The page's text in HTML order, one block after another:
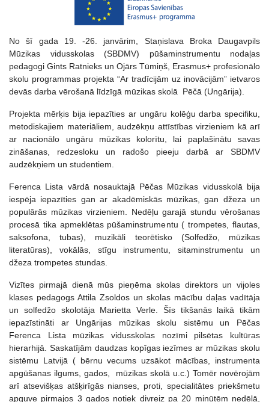
No šī gada 19. -26. janvārim, Staņislava Broka Daugavpils
Mūzikas vidusskolas (SBDMV) pūšaminstrumentu nodaļas
pedagogi Gints Ratnieks un Ojārs Tūmiņš, Erasmus+ profesionālo
skolu programmas projekta “Ar tradīcijām uz inovācijām” ietvaros
devās darba vērošanā līdzīgā mūzikas skolā Pēčā (Ungārija).
Projekta mērķis bija iepazīties ar ungāru kolēģu darba specifiku,
metodiskajiem materiāliem, audzēkņu attīstības virzieniem kā arī
ar nacionālo ungāru mūzikas kolorītu, lai paplašinātu savas
zināšanas, redzesloku un radošo pieeju darbā ar SBDMV
audzēkņiem un studentiem.
Ferenca Lista vārdā nosauktajā Pēčas Mūzikas vidusskolā bija
iespēja iepazīties gan ar akadēmiskās mūzikas, gan džeza un
populārās mūzikas virzieniem. Nedēļu garajā stundu vērošanas
procesā tika apmeklētas pūšaminstrumentu ( trompetes, flautas,
saksofona, tubas), muzikāli teorētisko (Solfedžo, mūzikas
literatūras), vokālās, stīgu instrumentu, sitaminstrumentu un
džeza trompetes stundas.
Vizītes pirmajā dienā mūs pieņēma skolas direktors un vijoles
klases pedagogs Attila Zsoldos un skolas mācību daļas vadītāja
un solfedžo skolotāja Marietta Verle. Šīs tikšanās laikā tikām
iepazīstināti ar Ungārijas mūzikas skolu sistēmu un Pēčas
Ferenca Lista mūzikas vidusskolas nozīmi pilsētas kultūras
hierarhijā. Saskatījām daudzas kopīgas iezīmes ar mūzikas skolu
sistēmu Latvijā ( bērnu vecums uzsākot mācības, instrumenta
apgūšanas ilgums, gados, mūzikas skolā u.c.) Tomēr novērojām
arī atsevišķas atšķirīgās nianses, proti, specialitātes priekšmetu
apguve pirmajos 3 gados notiek divreiz pa 20 minūtēm nedēļā,